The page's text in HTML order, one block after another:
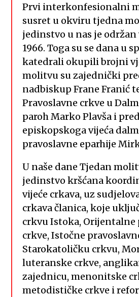
Prvi interkonfesionalni
susret u okviru tjedna
jedinstvo u nas je održan
1966. Toga su se dana u
katedrali okupili brojni
molitvu su zajednički
nadbiskup Frane Franić
Pravoslavne crkve u
paroh Marko Plavša i
episkopskoga vijeća
pravoslavne eparhije
U naše dane Tjedan
jedinstvo kršćana
vijeće crkava, uz
crkava članica, koje
crkvu Istoka, Orijentalne
crkve, Istočne
Starokatoličku crkvu,
luteranske crkve,
zajednicu, menonitske
metodističke crkve i